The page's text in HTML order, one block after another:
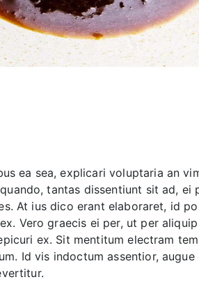
ea sea, explicari voluptaria an
tantas dissentiunt sit ad, ei
At ius dico erant elaboraret, id
Vero graecis ei per, ut per
ex. Sit mentitum electram
Id vis indoctum assentior,